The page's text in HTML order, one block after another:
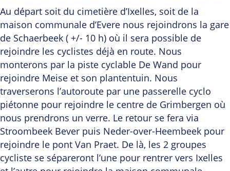
Au départ soit du cimetière d’Ixelles, soit de la
maison communale d’Evere nous rejoindrons la gare
de Schaerbeek ( +/- 10 h) où il sera possible de
rejoindre les cyclistes déjà en route. Nous
monterons par la piste cyclable De Wand pour
rejoindre Meise et son plantentuin. Nous
traverserons l’autoroute par une passerelle cyclo
piétonne pour rejoindre le centre de Grimbergen où
nous prendrons un verre. Le retour se fera via
Stroombeek Bever puis Neder-over-Heembeek pour
rejoindre le pont Van Praet. De là, les 2 groupes
cycliste se sépareront l’une pour rentrer vers Ixelles